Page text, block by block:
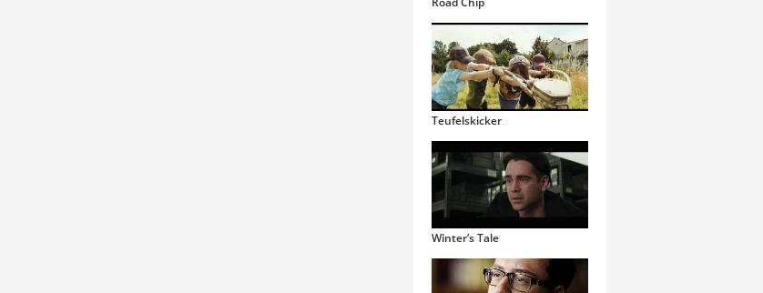
Teufelskicker
Winter’s Tale